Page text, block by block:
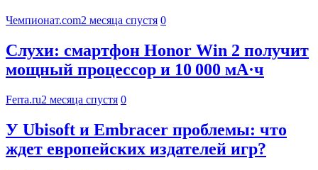
Чемпионат.com2 месяца спустя 0
Слухи: смартфон Honor Win 2 получит
мощный процессор и 10 000 мА·ч
Ferra.ru2 месяца спустя 0
У Ubisoft и Embracer проблемы: что
ждет европейских издателей игр?